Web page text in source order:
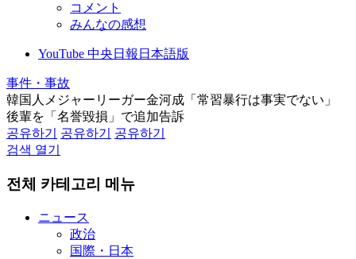
コメント
みんなの感想
YouTube 中央日報日本語版
事件・事故
韓国人メジャーリーガー金河成「常習暴行は事実でない」
後輩を「名誉毀損」で追加告訴
공유하기
공유하기
공유하기
검색 열기
전체 카테고리 메뉴
ニュース
政治
国際・日本